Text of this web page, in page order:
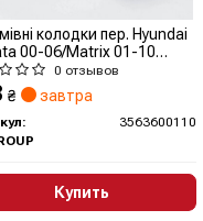
колодки пер. Hyundai
00-06/Matrix 01-10
0 отзывов
₴ завтра
3563600110
Купить